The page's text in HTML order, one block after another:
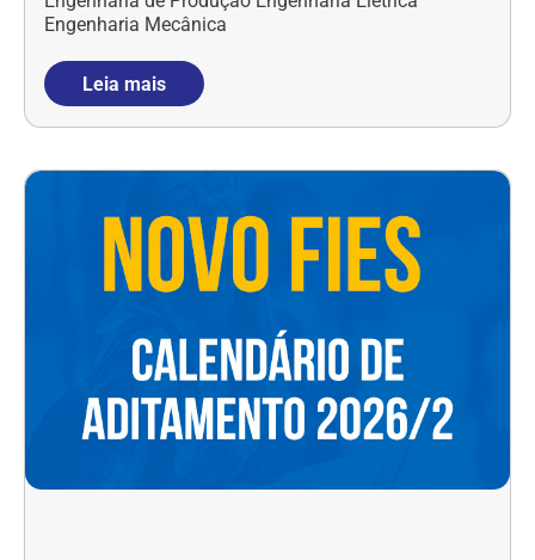
Engenharia Mecânica
Leia mais